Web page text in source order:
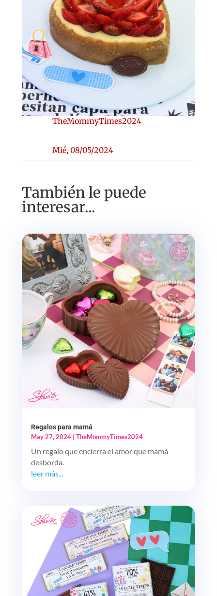
TheMommyTimes2024
Mié, 08/05/2024
También le puede
interesar...
Regalos para mamá
May 27, 2024| TheMommyTimes2024
Un regalo que encierra el amor que mamá
desborda.
leer más...